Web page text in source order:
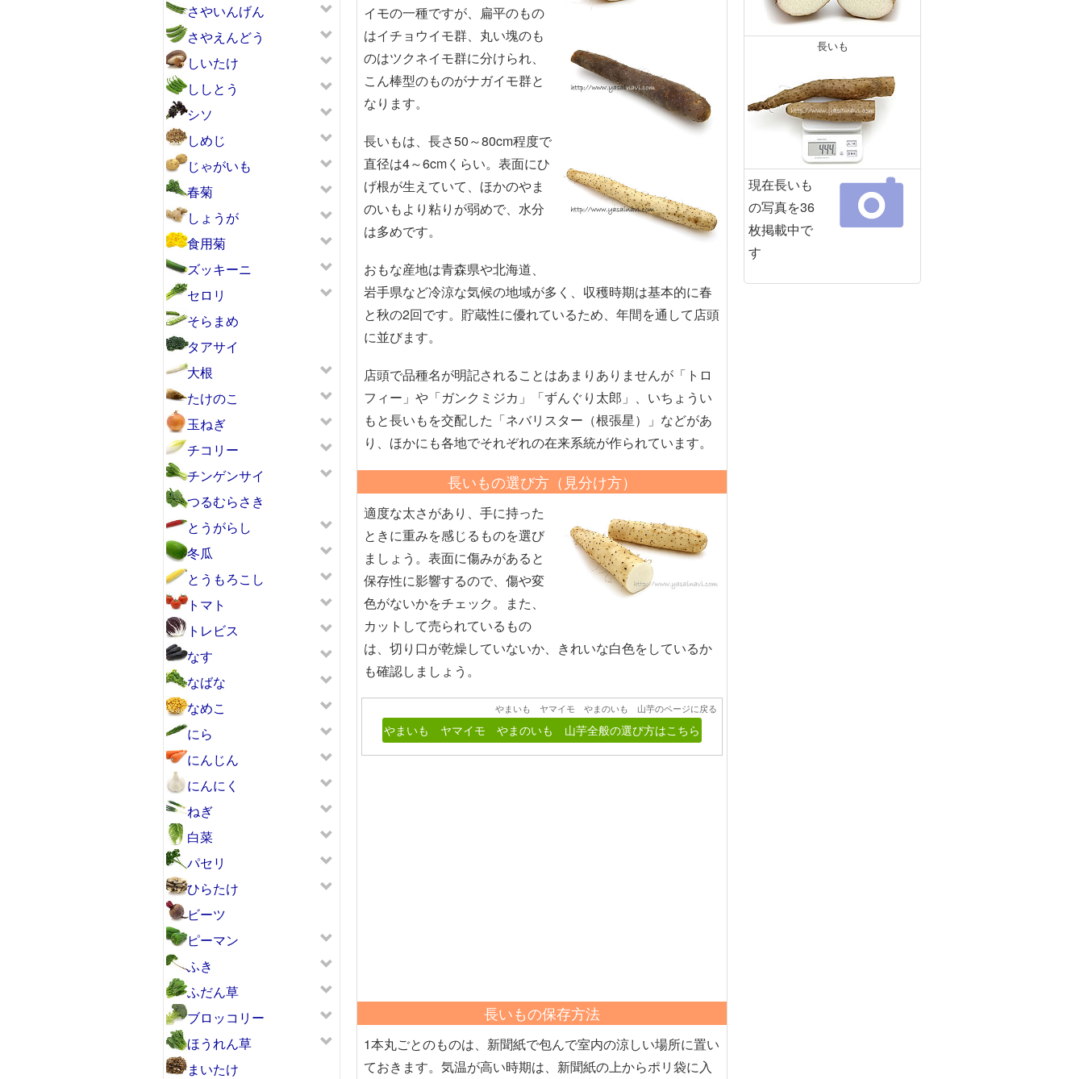
さやいんげん
さやえんどう
しいたけ
ししとう
シソ
しめじ
じゃがいも
春菊
しょうが
食用菊
ズッキーニ
セロリ
そらまめ
タアサイ
大根
たけのこ
玉ねぎ
チコリー
チンゲンサイ
つるむらさき
とうがらし
冬瓜
とうもろこし
トマト
トレビス
なす
なばな
なめこ
にら
にんじん
にんにく
ねぎ
白菜
パセリ
ひらたけ
ビーツ
ピーマン
ふき
ふだん草
ブロッコリー
ほうれん草
まいたけ
イモの一種ですが、扁平のもの
はイチョウイモ群、丸い塊のも
のはツクネイモ群に分けられ、
こん棒型のものがナガイモ群と
なります。
長いもは、長さ50～80cm程度で
直径は4～6cmくらい。表面にひ
げ根が生えていて、ほかのやま
のいもより粘りが弱めで、水分
は多めです。
おもな産地は青森県や北海道、
岩手県など冷涼な気候の地域が多く、収穫時期は基本的に春
と秋の2回です。貯蔵性に優れているため、年間を通して店頭
に並びます。
店頭で品種名が明記されることはあまりありませんが「トロ
フィー」や「ガンクミジカ」「ずんぐり太郎」、いちょうい
もと長いもを交配した「ネバリスター（根張星）」などがあ
り、ほかにも各地でそれぞれの在来系統が作られています。
長いもの選び方（見分け方）
適度な太さがあり、手に持った
ときに重みを感じるものを選び
ましょう。表面に傷みがあると
保存性に影響するので、傷や変
色がないかをチェック。また、
カットして売られているもの
は、切り口が乾燥していないか、きれいな白色をしているか
も確認しましょう。
やまいも ヤマイモ やまのいも 山芋のページに戻る
やまいも ヤマイモ やまのいも 山芋全般の選び方はこちら
長いもの保存方法
1本丸ごとのものは、新聞紙で包んで室内の涼しい場所に置い
ておきます。気温が高い時期は、新聞紙の上からポリ袋に入
長いも
現在長いも
の写真を36
枚掲載中で
す